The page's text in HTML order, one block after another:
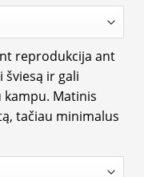
reprodukcija ant
šviesą ir gali
Matinis
tačiau minimalus